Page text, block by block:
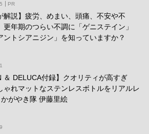
PR
解説】疲労、めまい、頭痛、不安や不
年期のつらい不調に「ゲニステイン」
ントシアニジン」を知っていますか？
＆ DELUCA付録】クオリティが高すぎ
ゃれマットなステンレスボトルをリアルレ
がやき隊 伊藤里絵